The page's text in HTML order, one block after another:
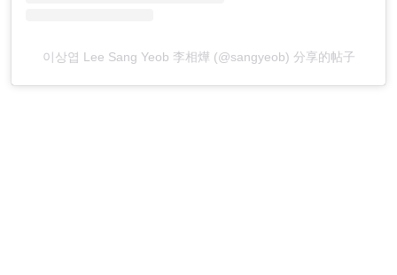
이상엽 Lee Sang Yeob 李相燁 (@sangyeob) 分享的帖子